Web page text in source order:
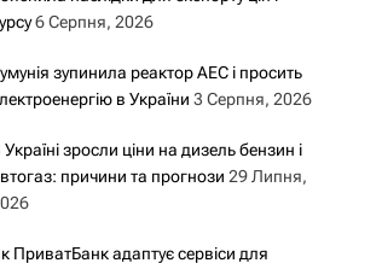
6 Серпня, 2026
зупинила реактор АЕС і просить
в України 3 Серпня, 2026
Україні зросли ціни на дизель бензин і
причини та прогнози 29 Липня,
ПриватБанк адаптує сервіси для